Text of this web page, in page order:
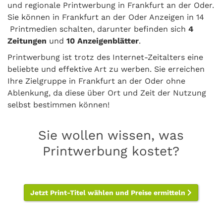
und regionale Printwerbung in Frankfurt an der Oder.
Sie können in Frankfurt an der Oder Anzeigen in 14
Printmedien schalten, darunter befinden sich 4
Zeitungen und 10 Anzeigenblätter.
Printwerbung ist trotz des Internet-Zeitalters eine
beliebte und effektive Art zu werben. Sie erreichen
Ihre Zielgruppe in Frankfurt an der Oder ohne
Ablenkung, da diese über Ort und Zeit der Nutzung
selbst bestimmen können!
Sie wollen wissen, was
Printwerbung kostet?
Jetzt Print-Titel wählen und Preise ermitteln